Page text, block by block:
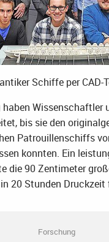
Schiffe per CAD-
haben Wissenschaftler
bis sie den
Patrouillenschiffs
konnten. Ein
die 90 Zentimeter
20 Stunden Druckzeit
Forschung